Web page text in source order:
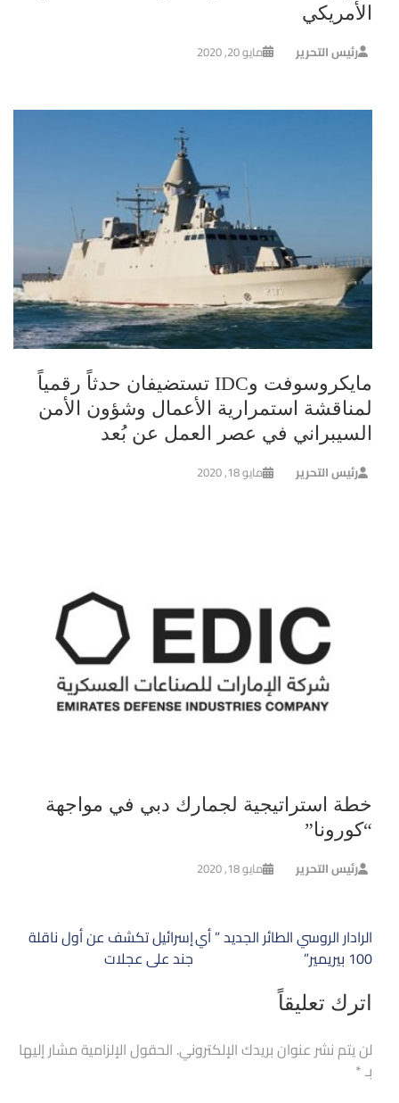
الأمريكي
رئيس التحرير مايو 20, 2020
مايكروسوفت وIDC تستضيفان حدثاً رقمياً
لمناقشة استمرارية الأعمال وشؤون الأمن
السيبراني في عصر العمل عن بُعد
رئيس التحرير مايو 18, 2020
خطة استراتيجية لجمارك دبي في مواجهة
“كورونا”
رئيس التحرير مايو 18, 2020
تصفّح
المقالات
إسرائيل تكشف عن أول ناقلة
جند على عجلات
الرادار الروسي الطائر الجديد ” أي
100 بيريمير”
اترك تعليقاً
لن يتم نشر عنوان بريدك الإلكتروني. الحقول الإلزامية مشار إليها
بـ*